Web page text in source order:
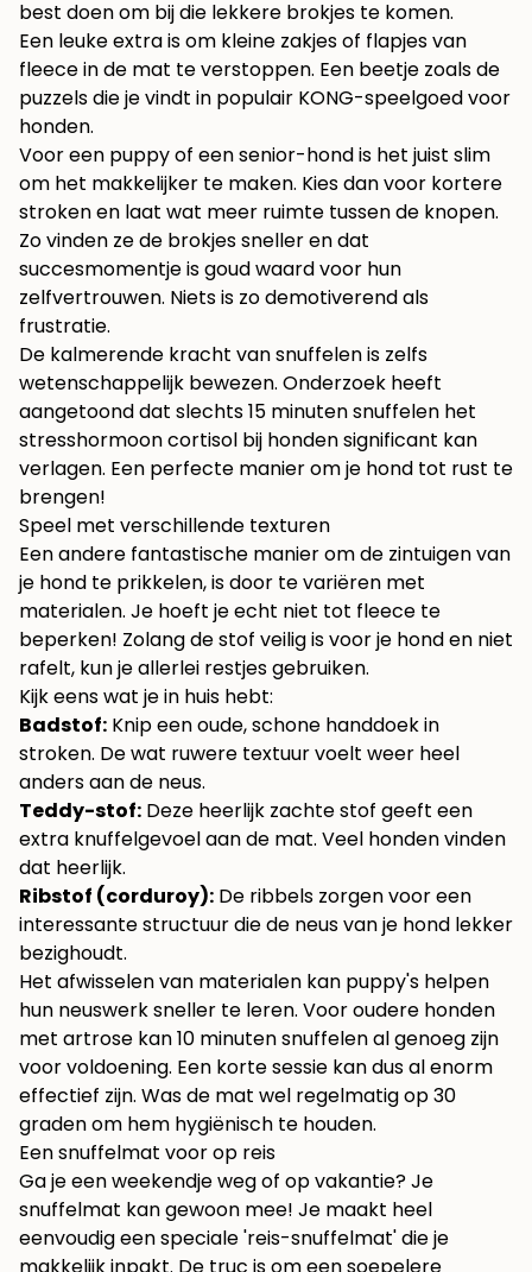
best doen om bij die lekkere brokjes te komen.
Een leuke extra is om kleine zakjes of flapjes van
fleece in de mat te verstoppen. Een beetje zoals de
puzzels die je vindt in populair KONG-speelgoed voor
honden.
Voor een puppy of een senior-hond is het juist slim
om het makkelijker te maken. Kies dan voor kortere
stroken en laat wat meer ruimte tussen de knopen.
Zo vinden ze de brokjes sneller en dat
succesmomentje is goud waard voor hun
zelfvertrouwen. Niets is zo demotiverend als
frustratie.
De kalmerende kracht van snuffelen is zelfs
wetenschappelijk bewezen. Onderzoek heeft
aangetoond dat slechts 15 minuten snuffelen het
stresshormoon cortisol bij honden significant kan
verlagen. Een perfecte manier om je hond tot rust te
brengen!
Speel met verschillende texturen
Een andere fantastische manier om de zintuigen van
je hond te prikkelen, is door te variëren met
materialen. Je hoeft je echt niet tot fleece te
beperken! Zolang de stof veilig is voor je hond en niet
rafelt, kun je allerlei restjes gebruiken.
Kijk eens wat je in huis hebt:
Badstof: Knip een oude, schone handdoek in
stroken. De wat ruwere textuur voelt weer heel
anders aan de neus.
Teddy-stof: Deze heerlijk zachte stof geeft een
extra knuffelgevoel aan de mat. Veel honden vinden
dat heerlijk.
Ribstof (corduroy): De ribbels zorgen voor een
interessante structuur die de neus van je hond lekker
bezighoudt.
Het afwisselen van materialen kan puppy's helpen
hun neuswerk sneller te leren. Voor oudere honden
met artrose kan 10 minuten snuffelen al genoeg zijn
voor voldoening. Een korte sessie kan dus al enorm
effectief zijn. Was de mat wel regelmatig op 30
graden om hem hygiënisch te houden.
Een snuffelmat voor op reis
Ga je een weekendje weg of op vakantie? Je
snuffelmat kan gewoon mee! Je maakt heel
eenvoudig een speciale 'reis-snuffelmat' die je